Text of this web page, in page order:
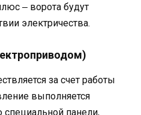
‒ ворота будут
электричества.
за счет работы
выполняется
панели,